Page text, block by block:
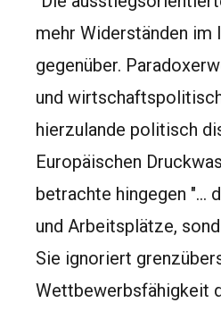
mehr Widerständen im
gegenüber.
und
hierzulande politisch
Europäischen
betrachte hingegen "...
und Arbeitsplätze,
Sie ignoriert
Wettbewerbsfähigkeit